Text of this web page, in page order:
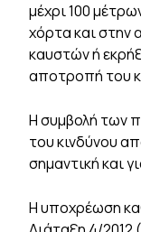
μέχρι 100
χόρτα και στην
καυστών ή
αποτροπή του
Η συμβολή των
του κινδύνου
σημαντική και
Η υποχρέωση